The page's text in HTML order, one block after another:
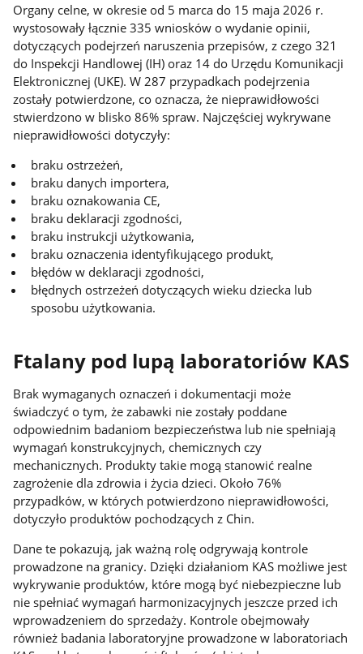
Organy celne, w okresie od 5 marca do 15 maja 2026 r.
wystosowały łącznie 335 wniosków o wydanie opinii,
dotyczących podejrzeń naruszenia przepisów, z czego 321
do Inspekcji Handlowej (IH) oraz 14 do Urzędu Komunikacji
Elektronicznej (UKE). W 287 przypadkach podejrzenia
zostały potwierdzone, co oznacza, że nieprawidłowości
stwierdzono w blisko 86% spraw. Najczęściej wykrywane
nieprawidłowości dotyczyły:
braku ostrzeżeń,
braku danych importera,
braku oznakowania CE,
braku deklaracji zgodności,
braku instrukcji użytkowania,
braku oznaczenia identyfikującego produkt,
błędów w deklaracji zgodności,
błędnych ostrzeżeń dotyczących wieku dziecka lub
sposobu użytkowania.
Ftalany pod lupą laboratoriów KAS
Brak wymaganych oznaczeń i dokumentacji może
świadczyć o tym, że zabawki nie zostały poddane
odpowiednim badaniom bezpieczeństwa lub nie spełniają
wymagań konstrukcyjnych, chemicznych czy
mechanicznych. Produkty takie mogą stanowić realne
zagrożenie dla zdrowia i życia dzieci. Około 76%
przypadków, w których potwierdzono nieprawidłowości,
dotyczyło produktów pochodzących z Chin.
Dane te pokazują, jak ważną rolę odgrywają kontrole
prowadzone na granicy. Dzięki działaniom KAS możliwe jest
wykrywanie produktów, które mogą być niebezpieczne lub
nie spełniać wymagań harmonizacyjnych jeszcze przed ich
wprowadzeniem do sprzedaży. Kontrole obejmowały
również badania laboratoryjne prowadzone w laboratoriach